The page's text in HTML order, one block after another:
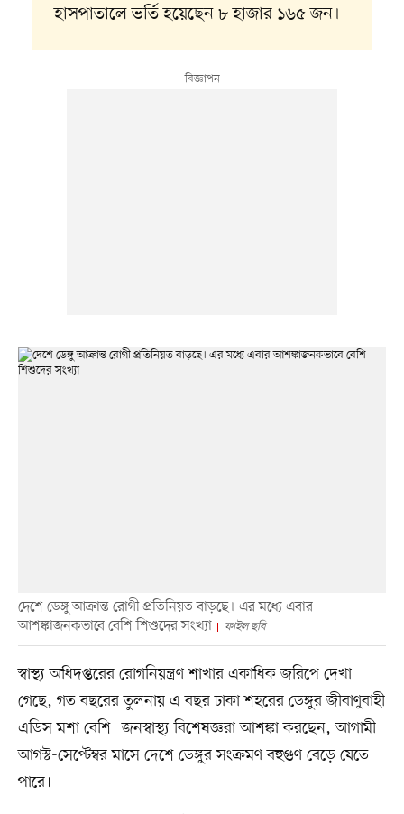
হাসপাতালে ভর্তি হয়েছেন ৮ হাজার ১৬৫ জন।
দেশে ডেঙ্গু আক্রান্ত রোগী প্রতিনিয়ত বাড়ছে। এর মধ্যে এবার
আশঙ্কাজনকভাবে বেশি শিশুদের সংখ্যা
ফাইল ছবি
স্বাস্থ্য অধিদপ্তরের রোগনিয়ন্ত্রণ শাখার একাধিক জরিপে দেখা
গেছে, গত বছরের তুলনায় এ বছর ঢাকা শহরের ডেঙ্গুর জীবাণুবাহী
এডিস মশা বেশি। জনস্বাস্থ্য বিশেষজ্ঞরা আশঙ্কা করছেন, আগামী
আগস্ট-সেপ্টেম্বর মাসে দেশে ডেঙ্গুর সংক্রমণ বহুগুণ বেড়ে যেতে
পারে।